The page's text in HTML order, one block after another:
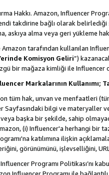
Hakkı. Amazon, Influencer
takdirine bağlı olarak belirlediği
askıya alma veya geri yükleme
tarafından kullanılan
Komisyon Geliri”)
bir mağaza kimliği ile Influencer
Markalarının Kullanımı;
tüm hak, unvan ve menfaatleri
Sayfasındaki bilgi ve materyaller
başka bir şekilde, sahip
(i) Influencer'a herhangi bir
katılımına ilişkin
görünümünü, işlevselliğini,
Programı Politikası’nı